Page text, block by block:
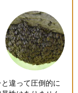
違って圧倒的に